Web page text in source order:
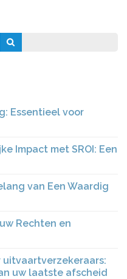
Essentieel voor
Impact met SROI: Een
van Een Waardig
Rechten en
uw laatste afscheid